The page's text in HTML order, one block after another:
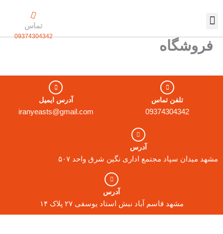
تماس
09374304342
فروشگاه
تلفن تماس
09374304342
آدرس ایمیل
iranyeasts@gmail.com
آدرس
مشهد میدان سپاد مجتمع اداری نگین شرق واحد ۵۰۷
آدرس
مشهد قاسم آباد نبش استاد یوسفی ۲۷ پلاک ۱۴